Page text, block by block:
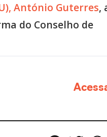
António Guterres,
do Conselho de